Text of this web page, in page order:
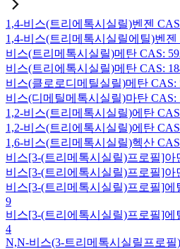
1,4-비스(트리에톡시실릴)벤젠
1,4-비스(트리메톡시실릴에틸)벤젠
비스(트리메톡시실릴)메탄 CAS:
비스(트리에톡시실릴)메탄 CAS:
비스(클로로디메틸실릴)메탄 CAS:
비스(디메틸메톡시실릴)마탄 CAS:
1,2-비스(트리메톡시실릴)에탄
1,2-비스(트리에톡시실릴)에탄
1,6-비스(트리메톡시실릴)헥산
비스[3-(트리메톡시실릴)프로필]아
비스[3-(트리에톡시실릴)프로필]아
비스[3-(트리메톡시실릴)프로필]에
9
비스[3-(트리에톡시실릴)프로필]에
4
N,N-비스(3-트리메톡시실릴프로필